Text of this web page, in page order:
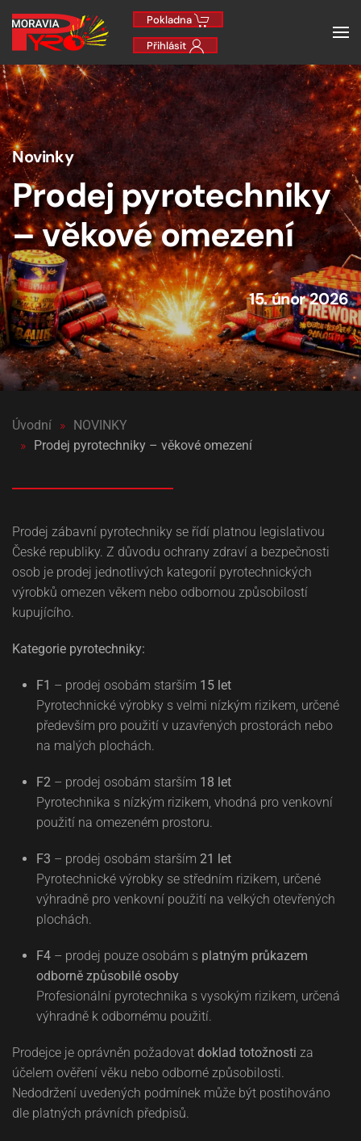
Pokladna
Přihlásit
Novinky
Prodej pyrotechniky
– věkové omezení
15. únor 2026
Úvodní
NOVINKY
Prodej pyrotechniky – věkové omezení
Prodej zábavní pyrotechniky se řídí platnou legislativou
České republiky. Z důvodu ochrany zdraví a bezpečnosti
osob je prodej jednotlivých kategorií pyrotechnických
výrobků omezen věkem nebo odbornou způsobilostí
kupujícího.
Kategorie pyrotechniky:
F1 – prodej osobám starším 15 let
Pyrotechnické výrobky s velmi nízkým rizikem, určené
především pro použití v uzavřených prostorách nebo
na malých plochách.
F2 – prodej osobám starším 18 let
Pyrotechnika s nízkým rizikem, vhodná pro venkovní
použití na omezeném prostoru.
F3 – prodej osobám starším 21 let
Pyrotechnické výrobky se středním rizikem, určené
výhradně pro venkovní použití na velkých otevřených
plochách.
F4 – prodej pouze osobám s platným průkazem
odborně způsobilé osoby
Profesionální pyrotechnika s vysokým rizikem, určená
výhradně k odbornému použití.
Prodejce je oprávněn požadovat doklad totožnosti za
účelem ověření věku nebo odborné způsobilosti.
Nedodržení uvedených podmínek může být postihováno
dle platných právních předpisů.